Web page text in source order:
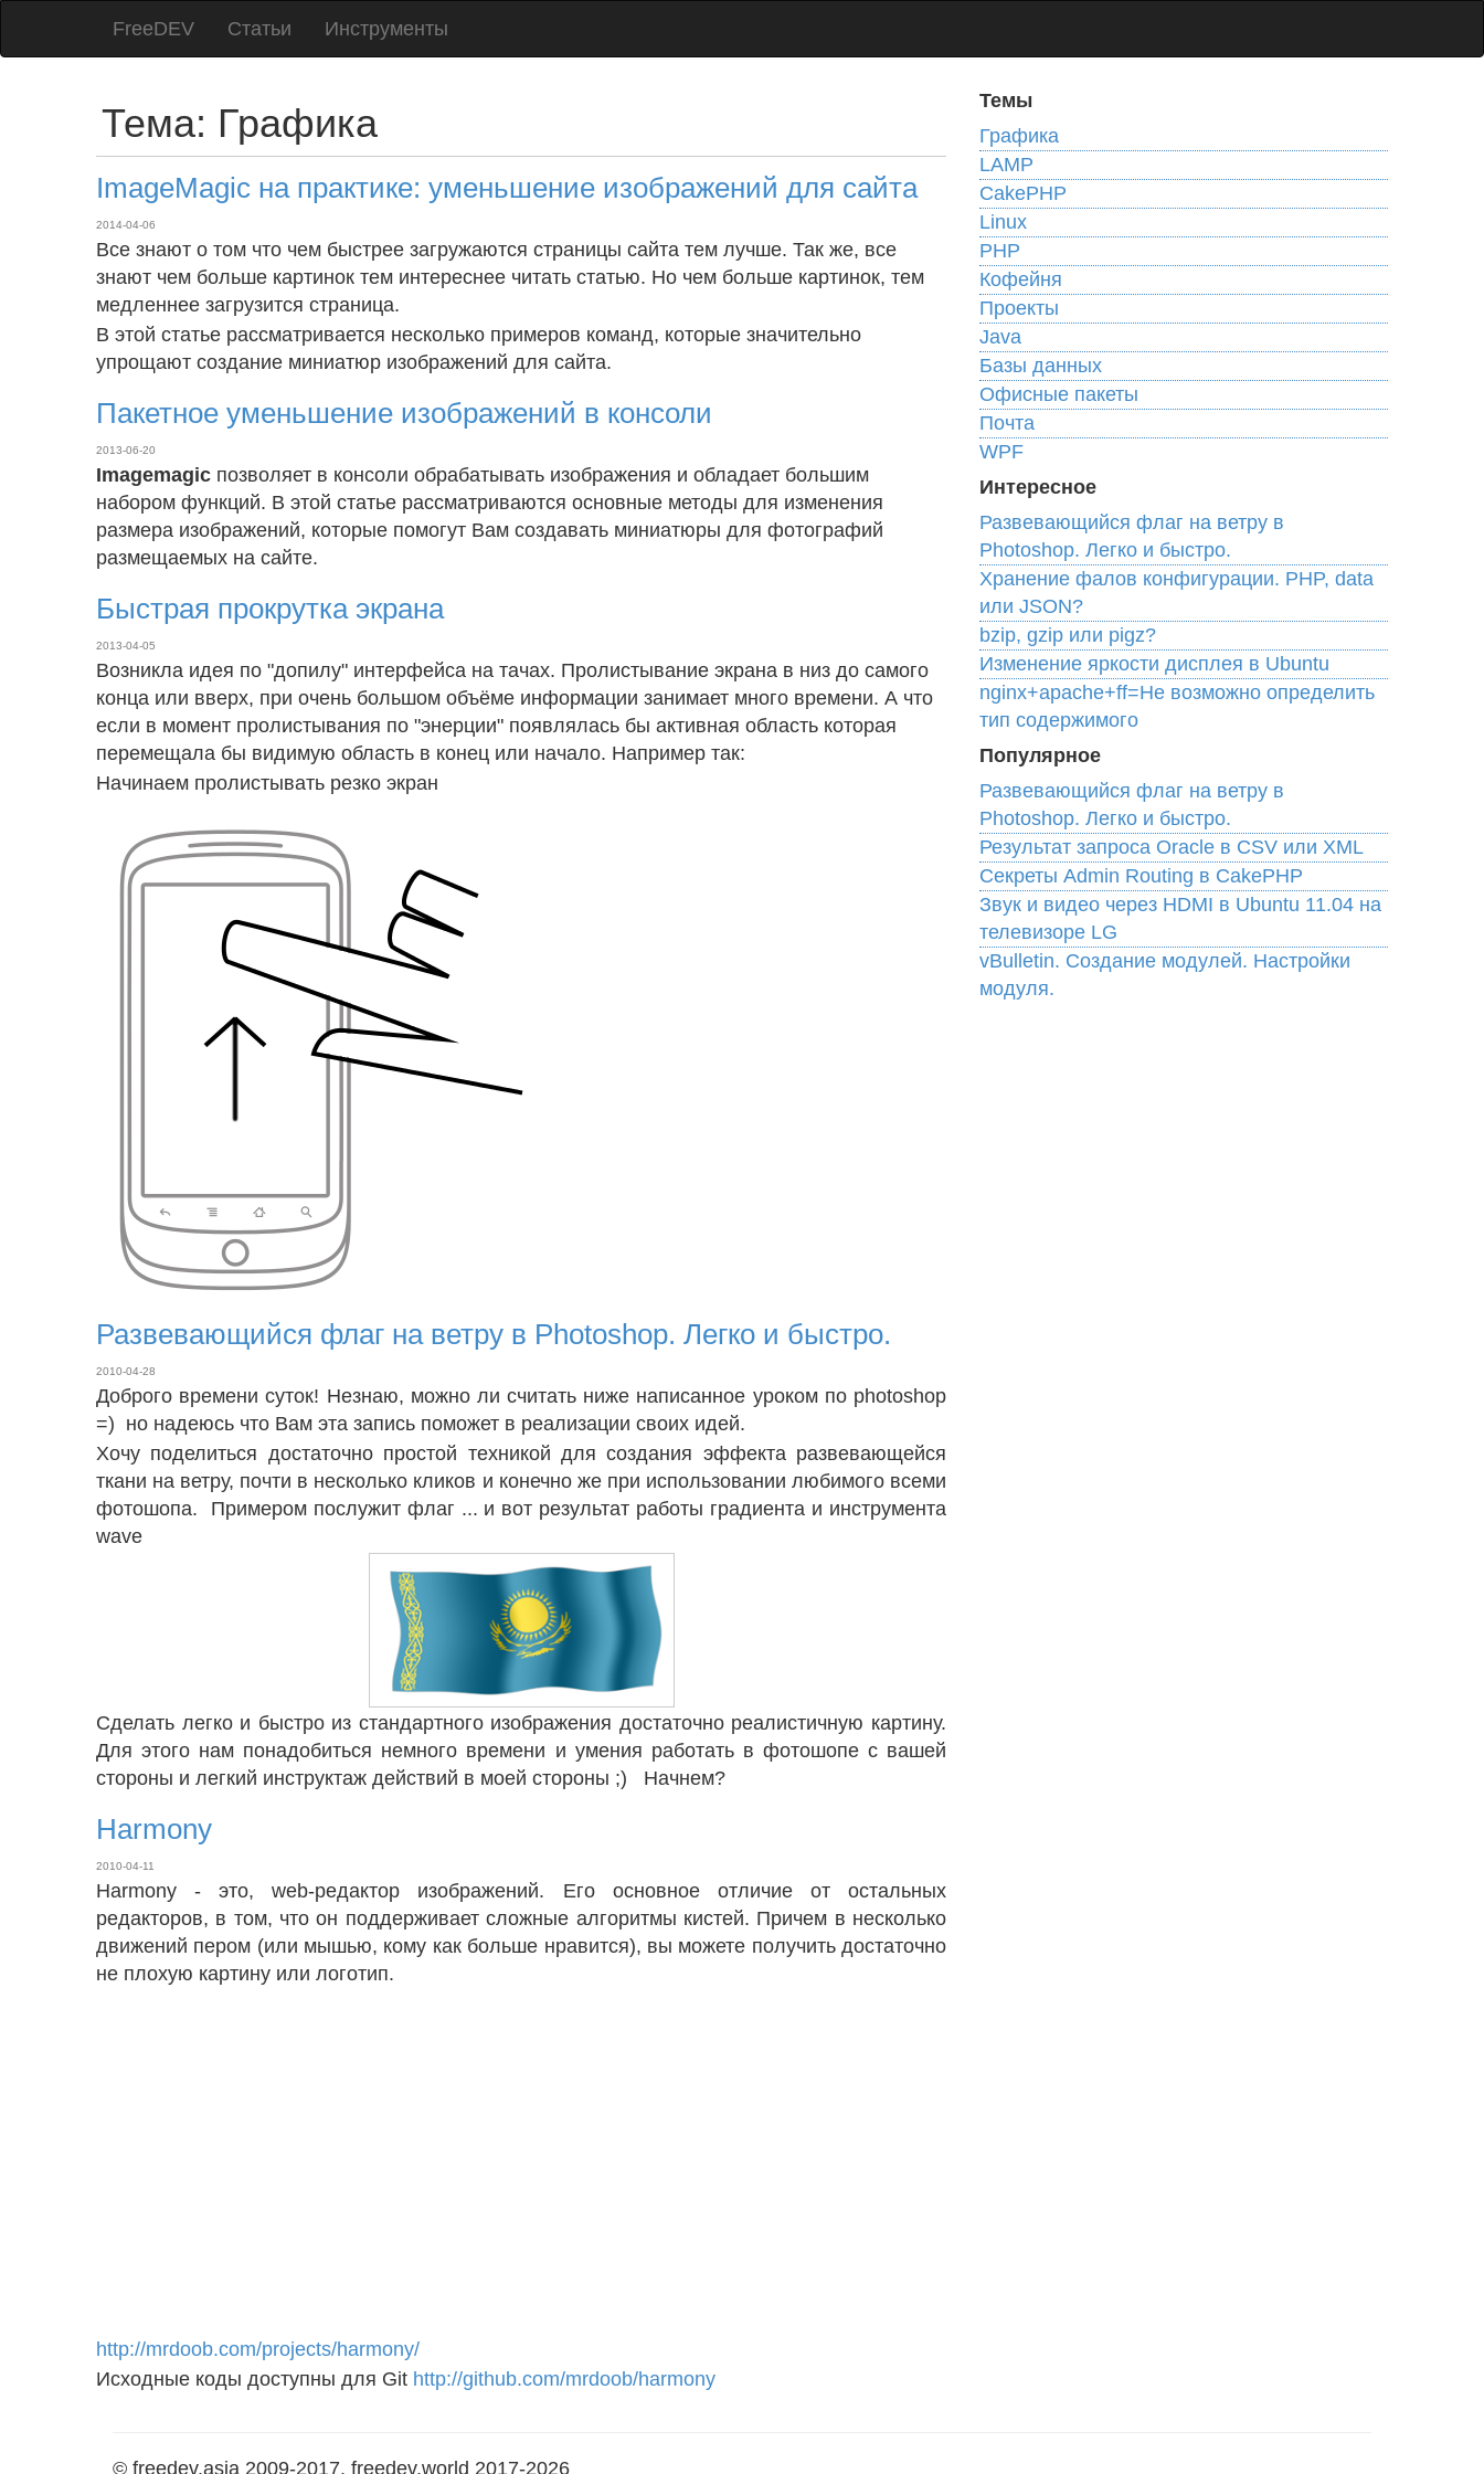
FreeDEV Статьи Инструменты
Тема: Графика
ImageMagic на практике: уменьшение изображений для сайта
2014-04-06
Все знают о том что чем быстрее загружаются страницы сайта тем лучше. Так же, все
знают чем больше картинок тем интереснее читать статью. Но чем больше картинок, тем
медленнее загрузится страница.
В этой статье рассматривается несколько примеров команд, которые значительно
упрощают создание миниатюр изображений для сайта.
Пакетное уменьшение изображений в консоли
2013-06-20
Imagemagic позволяет в консоли обрабатывать изображения и обладает большим
набором функций. В этой статье рассматриваются основные методы для изменения
размера изображений, которые помогут Вам создавать миниатюры для фотографий
размещаемых на сайте.
Быстрая прокрутка экрана
2013-04-05
Возникла идея по "допилу" интерфейса на тачах. Пролистывание экрана в низ до самого
конца или вверх, при очень большом объёме информации занимает много времени. А что
если в момент пролистывания по "энерции" появлялась бы активная область которая
перемещала бы видимую область в конец или начало. Например так:
Начинаем пролистывать резко экран
Развевающийся флаг на ветру в Photoshop. Легко и быстро.
2010-04-28
Доброго времени суток! Незнаю, можно ли считать ниже написанное уроком по photoshop
=) но надеюсь что Вам эта запись поможет в реализации своих идей.
Хочу поделиться достаточно простой техникой для создания эффекта развевающейся
ткани на ветру, почти в несколько кликов и конечно же при использовании любимого всеми
фотошопа. Примером послужит флаг ... и вот результат работы градиента и инструмента
wave
Сделать легко и быстро из стандартного изображения достаточно реалистичную картину.
Для этого нам понадобиться немного времени и умения работать в фотошопе с вашей
стороны и легкий инструктаж действий в моей стороны ;) Начнем?
Harmony
2010-04-11
Harmony - это, web-редактор изображений. Его основное отличие от остальных
редакторов, в том, что он поддерживает сложные алгоритмы кистей. Причем в несколько
движений пером (или мышью, кому как больше нравится), вы можете получить достаточно
не плохую картину или логотип.
http://mrdoob.com/projects/harmony/
Исходные коды доступны для Git http://github.com/mrdoob/harmony
Темы
Графика
LAMP
CakePHP
Linux
PHP
Кофейня
Проекты
Java
Базы данных
Офисные пакеты
Почта
WPF
Интересное
Развевающийся флаг на ветру в
Photoshop. Легко и быстро.
Хранение фалов конфигурации. PHP, data
или JSON?
bzip, gzip или pigz?
Изменение яркости дисплея в Ubuntu
nginx+apache+ff=Не возможно определить
тип содержимого
Популярное
Развевающийся флаг на ветру в
Photoshop. Легко и быстро.
Результат запроса Oracle в CSV или XML
Cекреты Admin Routing в CakePHP
Звук и видео через HDMI в Ubuntu 11.04 на
телевизоре LG
vBulletin. Создание модулей. Настройки
модуля.
© freedev.asia 2009-2017, freedev.world 2017-2026